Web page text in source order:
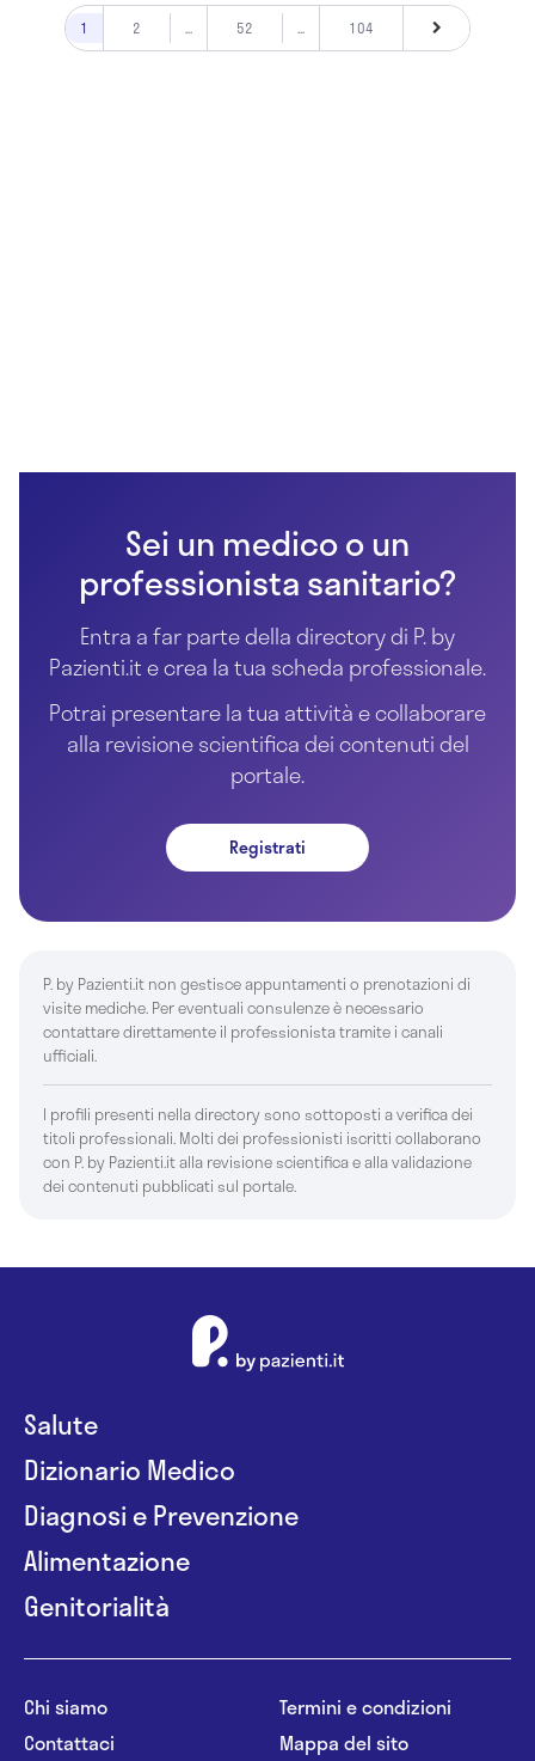
1 2 ... 52 ... 104
Sei un medico o un
professionista sanitario?
Entra a far parte della directory di P. by
Pazienti.it e crea la tua scheda professionale.
Potrai presentare la tua attività e collaborare
alla revisione scientifica dei contenuti del
portale.
Registrati
P. by Pazienti.it non gestisce appuntamenti o prenotazioni di
visite mediche. Per eventuali consulenze è necessario
contattare direttamente il professionista tramite i canali
ufficiali.
I profili presenti nella directory sono sottoposti a verifica dei
titoli professionali. Molti dei professionisti iscritti collaborano
con P. by Pazienti.it alla revisione scientifica e alla validazione
dei contenuti pubblicati sul portale.
Salute
Dizionario Medico
Diagnosi e Prevenzione
Alimentazione
Genitorialità
Chi siamo
Contattaci
Termini e condizioni
Mappa del sito